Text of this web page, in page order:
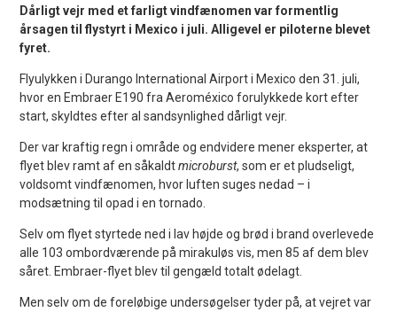
Dårligt vejr med et farligt vindfænomen var formentlig
årsagen til flystyrt i Mexico i juli. Alligevel er piloterne blevet
fyret.
Flyulykken i Durango International Airport i Mexico den 31. juli,
hvor en Embraer E190 fra Aeroméxico forulykkede kort efter
start, skyldtes efter al sandsynlighed dårligt vejr.
Der var kraftig regn i område og endvidere mener eksperter, at
flyet blev ramt af en såkaldtmicroburst, som er et pludseligt,
voldsomt vindfænomen, hvor luften suges nedad – i
modsætning til opad i en tornado.
Selv om flyet styrtede ned i lav højde og brød i brand overlevede
alle 103 ombordværende på mirakuløs vis, men 85 af dem blev
såret. Embraer-flyet blev til gengæld totalt ødelagt.
Men selv om de foreløbige undersøgelser tyder på, at vejret var